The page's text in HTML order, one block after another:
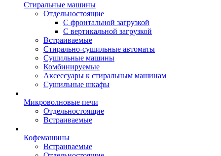
Стиральные машины
Отдельностоящие
С фронтальной загрузкой
С вертикальной загрузкой
Встраиваемые
Стирально-сушильные автоматы
Сушильные машины
Комбинируемые
Аксессуары к стиральным машинам
Сушильные шкафы
Микроволновые печи
Отдельностоящие
Встраиваемые
Кофемашины
Встраиваемые